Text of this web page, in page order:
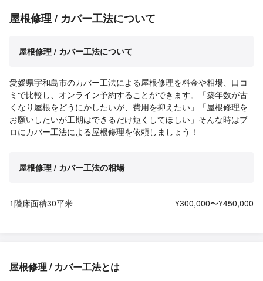
屋根修理 / カバー工法について
屋根修理 / カバー工法について
愛媛県宇和島市のカバー工法による屋根修理を料金や相場、口コ
ミで比較し、オンライン予約することができます。「築年数が古
くなり屋根をどうにかしたいが、費用を抑えたい」「屋根修理を
お願いしたいが工期はできるだけ短くしてほしい」そんな時はプ
ロにカバー工法による屋根修理を依頼しましょう！
屋根修理 / カバー工法の相場
1階床面積30平米 ¥300,000〜¥450,000
屋根修理 / カバー工法とは